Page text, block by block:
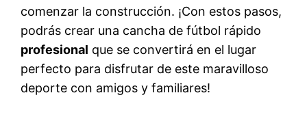
comenzar la construcción. ¡Con estos pasos,
podrás crear una cancha de fútbol rápido
profesional que se convertirá en el lugar
perfecto para disfrutar de este maravilloso
deporte con amigos y familiares!